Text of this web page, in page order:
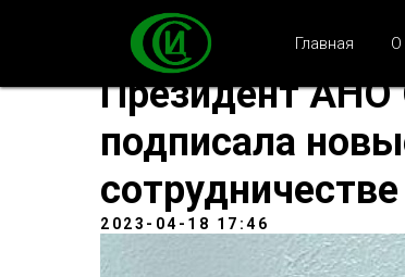
Главная О
Президент
подписала
сотрудничестве
2023-04-18 17:46